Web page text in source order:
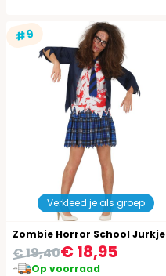
#9
Verkleed je als groep
Zombie Horror School Jurkje
€ 18,95
€ 19,40
Op voorraad